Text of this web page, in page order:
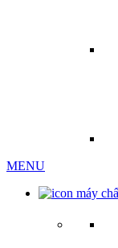
MENU